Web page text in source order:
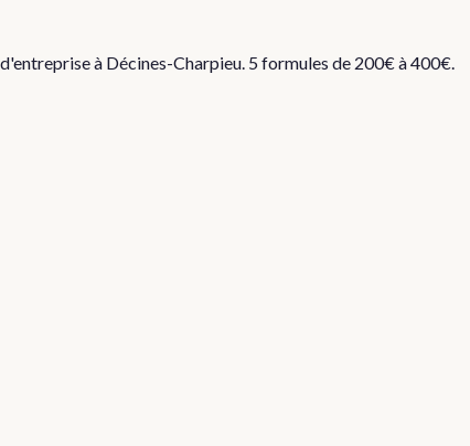
à Décines-Charpieu. 5 formules de 200€ à 400€.